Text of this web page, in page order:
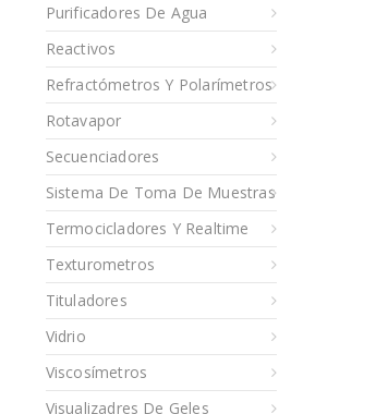
Purificadores De Agua
Reactivos
Refractómetros Y Polarímetros
Rotavapor
Secuenciadores
Sistema De Toma De Muestras
Termocicladores Y Realtime
Texturometros
Tituladores
Vidrio
Viscosímetros
Visualizadres De Geles